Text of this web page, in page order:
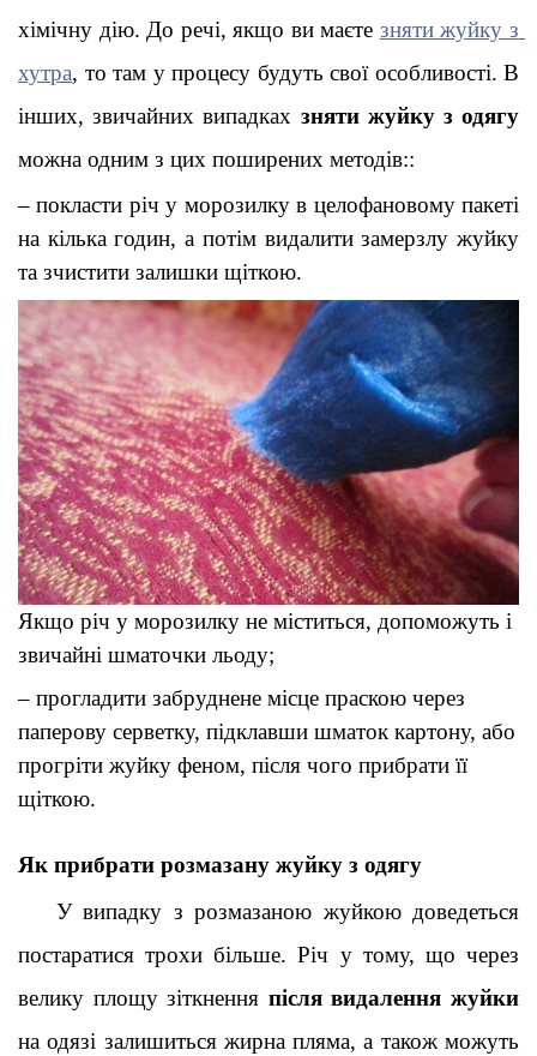
хімічну дію. До речі, якщо ви маєте зняти жуйку з
хутра, то там у процесу будуть свої особливості. В
інших, звичайних випадках зняти жуйку з одягу
можна одним з цих поширених методів::
–покласти річ у морозилку в целофановому пакеті
на кілька годин, а потім видалити замерзлу жуйку
та зчистити залишки щіткою.
Якщо річ у морозилку не міститься, допоможуть і
звичайні шматочки льоду;
– прогладити забруднене місце праскою через
паперову серветку, підклавши шматок картону, або
прогріти жуйку феном, після чого прибрати її
щіткою.
Як прибрати розмазану жуйку з одягу
У випадку з розмазаною жуйкою доведеться
постаратися трохи більше. Річ у тому, що через
велику площу зіткнення після видалення жуйки
на одязі залишиться жирна пляма, а також можуть